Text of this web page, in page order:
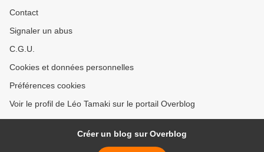
Contact
Signaler un abus
C.G.U.
Cookies et données personnelles
Préférences cookies
Voir le profil de Léo Tamaki sur le portail Overblog
Créer un blog sur Overblog